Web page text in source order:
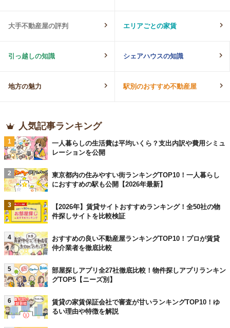
大手不動産屋の評判 エリアごとの家賃
引っ越しの知識 シェアハウスの知識
地方の魅力 駅別のおすすめ不動産屋
人気記事ランキング
1
一人暮らしの生活費は平均いくら？支出内訳や費用シミュ
レーションを公開
2
東京都内の住みやすい街ランキングTOP10！一人暮らし
におすすめの駅も公開【2026年最新】
3
【2026年】賃貸サイトおすすめランキング！全50社の物
件探しサイトを比較検証
4
おすすめの良い不動産屋ランキングTOP10！プロが賃貸
仲介業者を徹底比較
5
部屋探しアプリ全27社徹底比較！物件探しアプリランキン
グTOP5【ニーズ別】
6
賃貸の家賃保証会社で審査が甘いランキングTOP10！ゆ
るい理由や特徴を解説